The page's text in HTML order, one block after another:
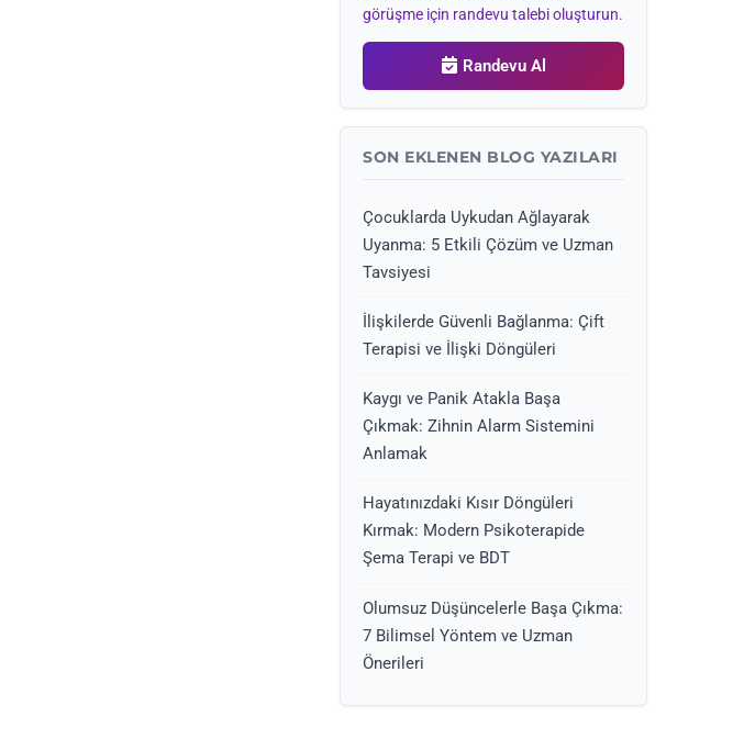
görüşme için randevu talebi oluşturun.
Randevu Al
SON EKLENEN BLOG YAZILARI
Çocuklarda Uykudan Ağlayarak
Uyanma: 5 Etkili Çözüm ve Uzman
Tavsiyesi
İlişkilerde Güvenli Bağlanma: Çift
Terapisi ve İlişki Döngüleri
Kaygı ve Panik Atakla Başa
Çıkmak: Zihnin Alarm Sistemini
Anlamak
Hayatınızdaki Kısır Döngüleri
Kırmak: Modern Psikoterapide
Şema Terapi ve BDT
Olumsuz Düşüncelerle Başa Çıkma:
7 Bilimsel Yöntem ve Uzman
Önerileri